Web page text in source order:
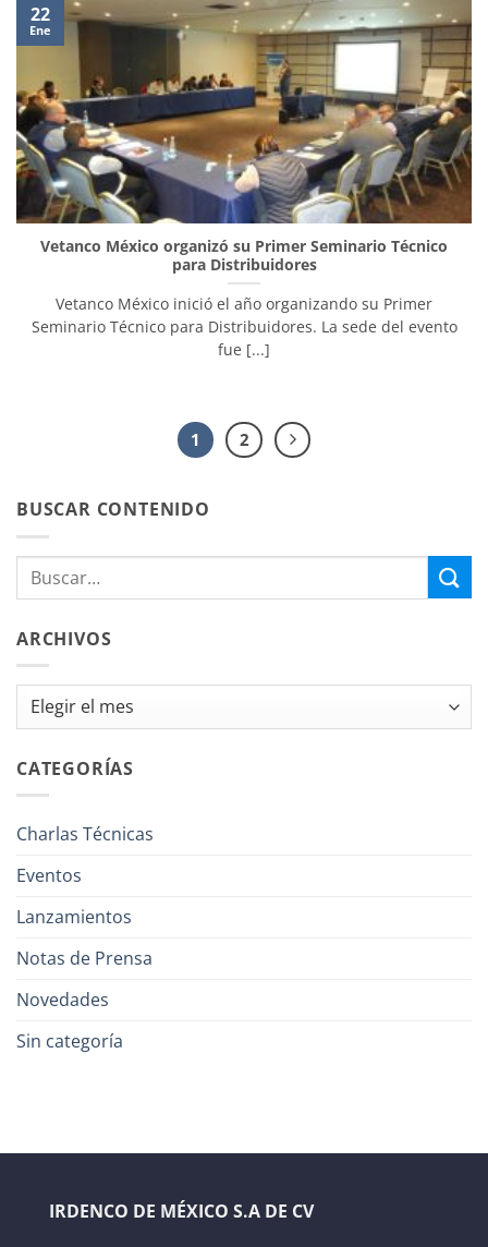
Vetanco México organizó su Primer Seminario Técnico
para Distribuidores
Vetanco México inició el año organizando su Primer
Seminario Técnico para Distribuidores. La sede del evento
fue [...]
22
Ene
1 2
BUSCAR CONTENIDO
ARCHIVOS
Archivos
CATEGORÍAS
Charlas Técnicas
Eventos
Lanzamientos
Notas de Prensa
Novedades
Sin categoría
IRDENCO DE MÉXICO S.A DE CV